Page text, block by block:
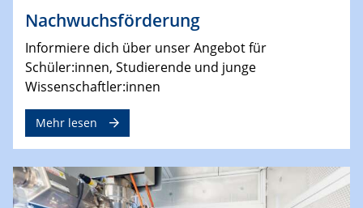
Nachwuchsförderung
Informiere dich über unser Angebot für
Schüler:innen, Studierende und junge
Wissenschaftler:innen
Mehr lesen